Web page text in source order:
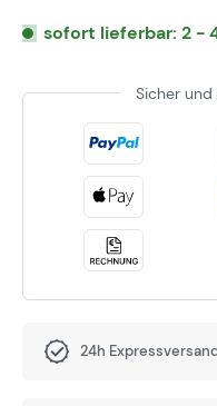
sofort lieferbar: 2 -
Sicher
24h